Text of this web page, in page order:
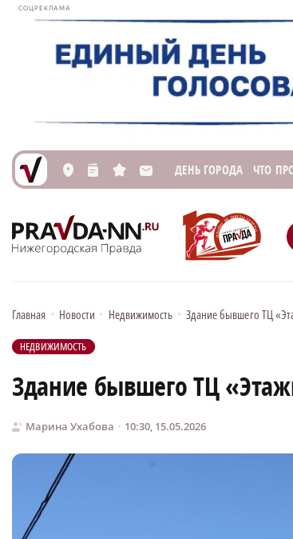
СОЦРЕКЛАМА
L n s M ДЕНЬ ГОРОДА ЧТО
Главная • Новости • Недвижимость • Здание бывшего ТЦ
НЕДВИЖИМОСТЬ
Здание бывшего ТЦ
Марина Ухабова 10:30, 15.05.2026